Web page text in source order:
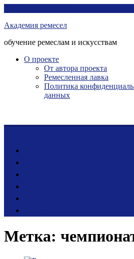
контенту
Академия ремесел
обучение ремеслам и искусствам
О проекте
От автора проекта
Ремесленная лавка
Политика
данных
Метка: